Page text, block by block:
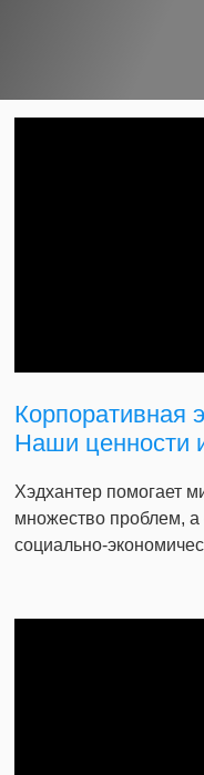
Корпоративная
Наши ценности
Хэдхантер помогает
множество проблем,
социально-